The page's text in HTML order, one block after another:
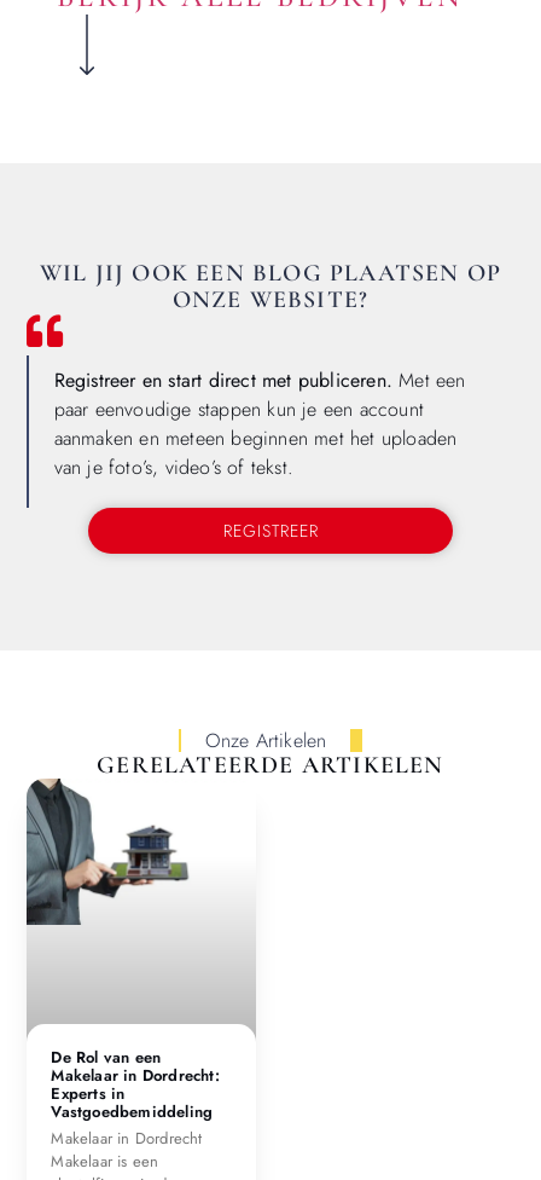
WIL JIJ OOK EEN BLOG PLAATSEN OP
ONZE WEBSITE?
Registreer en start direct met publiceren. Met een
paar eenvoudige stappen kun je een account
aanmaken en meteen beginnen met het uploaden
van je foto’s, video’s of tekst.
REGISTREER
Onze Artikelen
GERELATEERDE ARTIKELEN
De Rol van een
Makelaar in Dordrecht:
Experts in
Vastgoedbemiddeling
Makelaar in Dordrecht
Makelaar is een